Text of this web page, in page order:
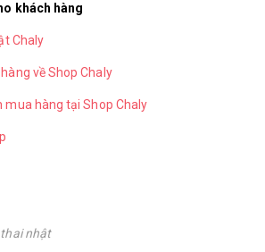
khách hàng
Chaly
về Shop Chaly
mua hàng tại Shop Chaly
nhật